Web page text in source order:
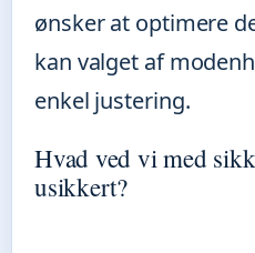
ønsker at optimere
kan valget af
enkel justering.
Hvad ved vi med
usikkert?